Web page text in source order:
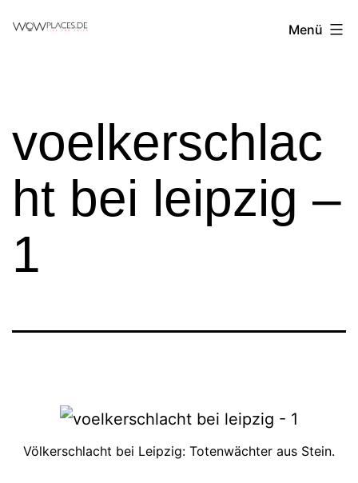
Reiseblog
Menü
voelkerschlac
ht bei leipzig –
1
Völkerschlacht bei Leipzig: Totenwächter aus Stein.